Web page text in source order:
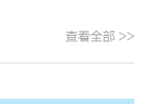
查看全部 >>